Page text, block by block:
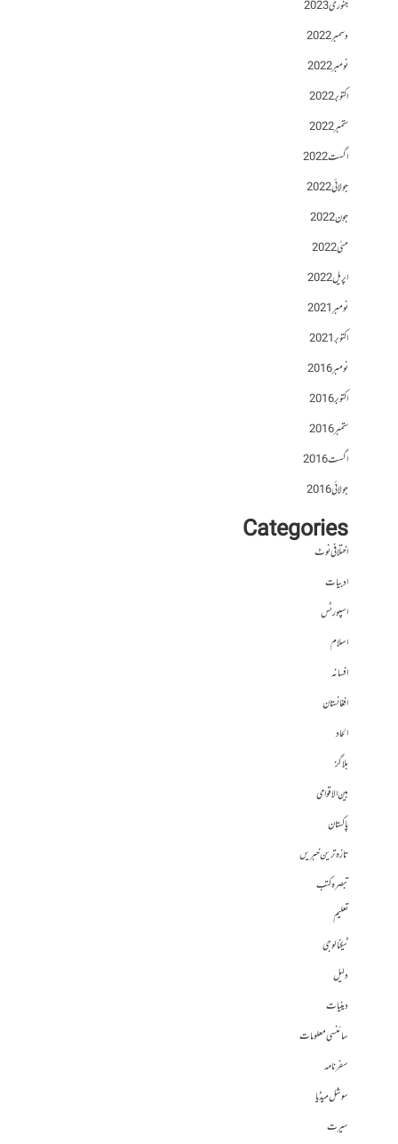
جنوری 2023
دسمبر 2022
نومبر 2022
اکتوبر 2022
ستمبر 2022
اگست 2022
جولائی 2022
جون 2022
مئی 2022
اپریل 2022
نومبر 2021
اکتوبر 2021
نومبر 2016
اکتوبر 2016
ستمبر 2016
اگست 2016
جولائی 2016
Categories
اختلافی نوٹ
ادبیات
اسپورٹس
اسلام
افسانہ
افغانستان
الحاد
بلاگز
بین الاقوامی
پاکستان
تازہ ترین خبریں
تبصرہ کتب
تعلیم
ٹیکنالوجی
دلیل
دینیات
سائنسی معلومات
سفرنامہ
سوشل میڈیا
سیرت